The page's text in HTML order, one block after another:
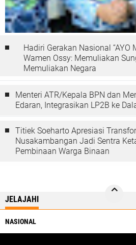
Hadiri Gerakan Nasional “AYO
Wamen Ossy: Memuliakan
Memuliakan Negara
Menteri ATR/Kepala BPN dan
Edaran, Integrasikan LP2B ke
Titiek Soeharto Apresiasi
Nusakambangan Jadi Sentra
Pembinaan Warga Binaan
JELAJAHI
NASIONAL